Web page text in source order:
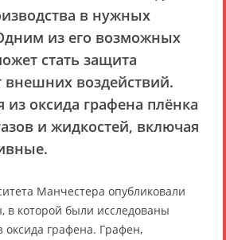
в нужных
из его возможных
стать защита
внешних воздействий.
из оксида графена плёнка
и жидкостей, включая
Манчестера опубликовали
в которой были исследованы
оксида графена. Графен,